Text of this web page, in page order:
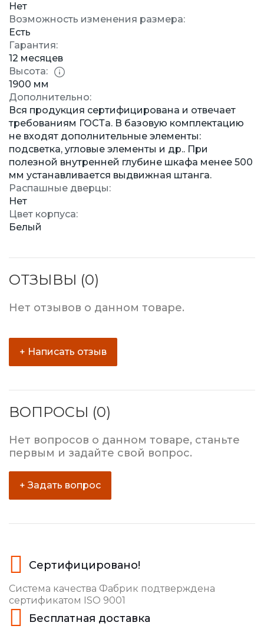
Нет
Возможность изменения размера:
Есть
Гарантия:
12 месяцев
Высота:
1900 мм
Дополнительно:
Вся продукция сертифицирована и отвечает
требованиям ГОСТа. В базовую комплектацию
не входят дополнительные элементы:
подсветка, угловые элементы и др.. При
полезной внутренней глубине шкафа менее 500
мм устанавливается выдвижная штанга.
Распашные дверцы:
Нет
Цвет корпуса:
Белый
ОТЗЫВЫ (0)
Нет отзывов о данном товаре.
+ Написать отзыв
ВОПРОСЫ (0)
Нет вопросов о данном товаре, станьте
первым и задайте свой вопрос.
+ Задать вопрос
Сертифицировано!
Система качества Фабрик подтверждена
сертификатом ISO 9001
Бесплатная доставка